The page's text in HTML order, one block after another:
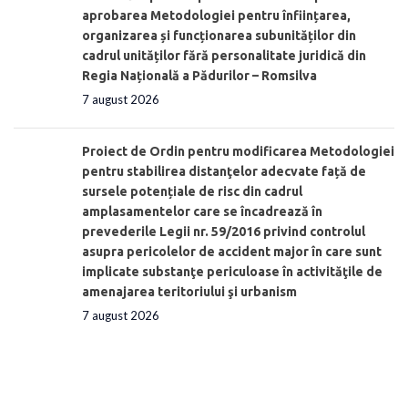
aprobarea Metodologiei pentru înființarea,
organizarea și funcționarea subunităților din
cadrul unităților fără personalitate juridică din
Regia Națională a Pădurilor – Romsilva
7 august 2026
Proiect de Ordin pentru modificarea Metodologiei
pentru stabilirea distanţelor adecvate față de
sursele potențiale de risc din cadrul
amplasamentelor care se încadrează în
prevederile Legii nr. 59/2016 privind controlul
asupra pericolelor de accident major în care sunt
implicate substanţe periculoase în activităţile de
amenajarea teritoriului şi urbanism
7 august 2026